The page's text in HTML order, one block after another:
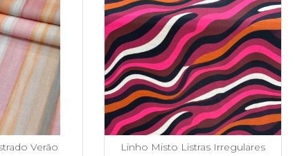
Verão
Linho Misto Listras Irregulares